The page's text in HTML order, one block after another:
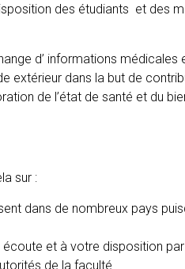
des étudiants et des
d’ informations
extérieur dans la but de
de l’état de santé et du
sur :
dans de nombreux pays
et à votre disposition par
de la faculté